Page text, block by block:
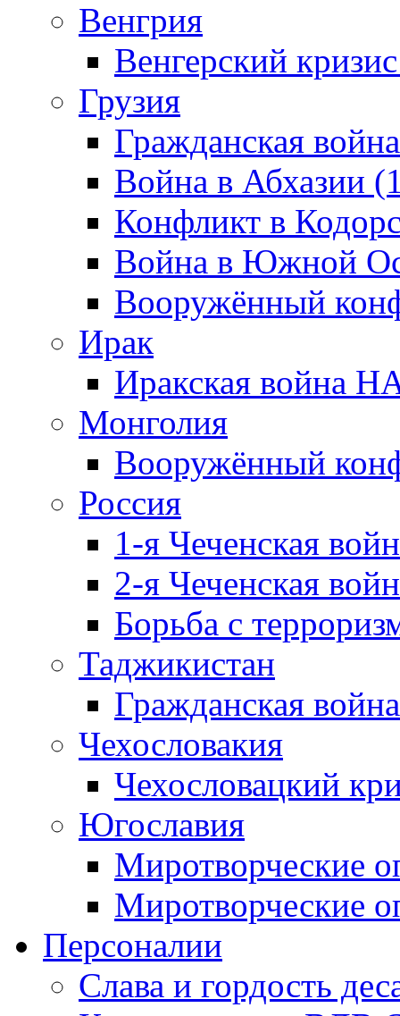
Венгрия
Венгерский
Грузия
Гражданская
Война в Абхазии
Конфликт в
Война в Южной
Вооружённый
Ирак
Иракская война
Монголия
Вооружённый
Россия
1-я Чеченская
2-я Чеченская
Борьба с
Таджикистан
Гражданская
Чехословакия
Чехословацкий
Югославия
Миротворческие
Миротворческие
Персоналии
Слава и гордость